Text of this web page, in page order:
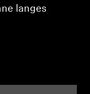
langes